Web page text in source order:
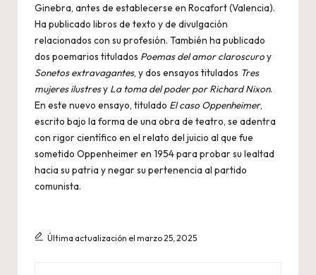
Ginebra, antes de establecerse en Rocafort (Valencia).
Ha publicado libros de texto y de divulgación
relacionados con su profesión. También ha publicado
dos poemarios titulados Poemas del amor claroscuroy
Sonetos extravagantes, y dos ensayos titulados Tres
mujeres ilustresy La toma del poder por Richard Nixon.
En este nuevo ensayo, titulado El caso Oppenheimer,
escrito bajo la forma de una obra de teatro, se adentra
con rigor científico en el relato del juicio al que fue
sometido Oppenheimer en 1954 para probar su lealtad
hacia su patria y negar su pertenencia al partido
comunista.
Última actualización el marzo 25, 2025